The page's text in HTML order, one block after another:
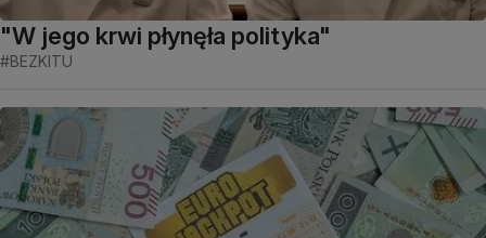
"W jego krwi płynęła polityka"
#BEZKITU